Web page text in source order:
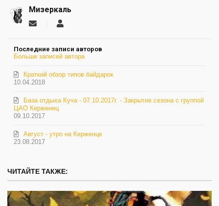
Мизеркаль
Подписаться
автора
Последние записи авторов
Больше записей автора
10.04.2018
Краткий обзор типов байдарок
09.10.2017
База отдыха Куча - 07.10.2017г. - Закрытие сезона с группой
ЦАО Керженец
23.08.2017
Август - утро на Керженце
ЧИТАЙТЕ ТАКЖЕ: